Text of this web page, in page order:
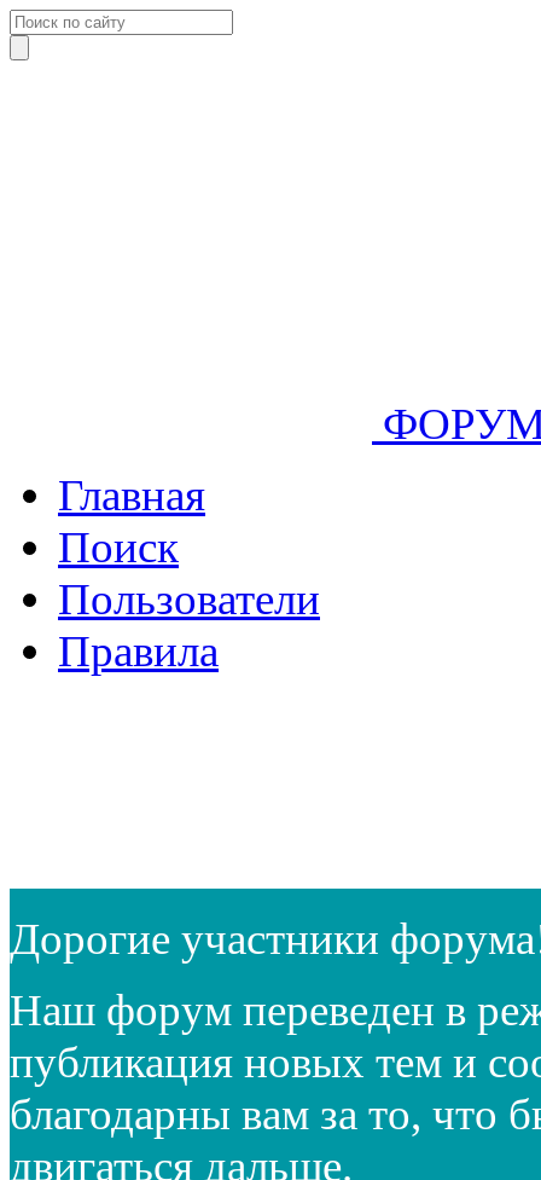
Главная
Поиск
Пользователи
Правила
Дорогие участники
Наш форум переведен в
публикация новых тем и
благодарны вам за то, что
двигаться дальше.